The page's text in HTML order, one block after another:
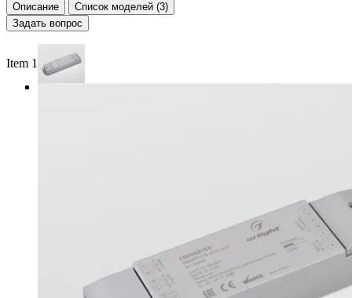
Описание
Список моделей (3)
Задать вопрос
Item 1 of 3